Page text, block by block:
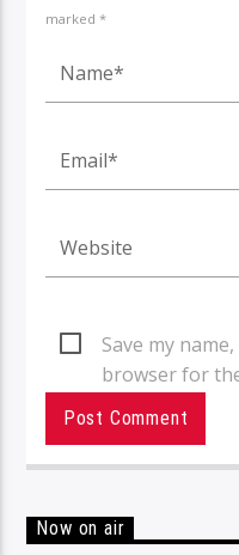
marked *
Save my
browser for
Now on air